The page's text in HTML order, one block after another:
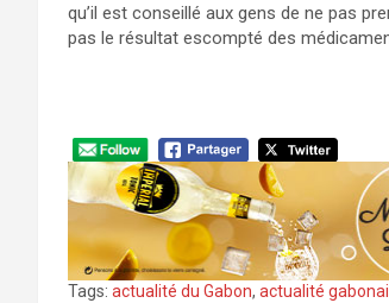
qu’il est conseillé aux gens de ne pas
pas le résultat escompté des
Tags: actualité du Gabon, actualité